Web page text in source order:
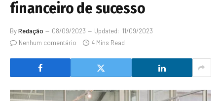
financeiro de sucesso
ByRedação 08/09/2023 Updated: 11/09/2023
Nenhum comentário
4 Mins Read